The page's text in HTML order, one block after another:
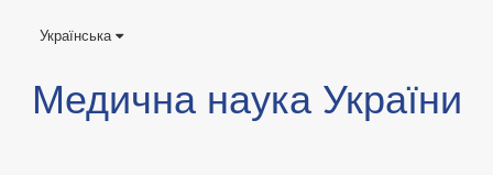
Українська
Медична наука України